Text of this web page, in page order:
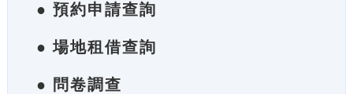
● 預約申請查詢
● 場地租借查詢
● 問卷調查